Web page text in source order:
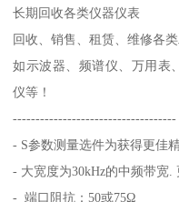
长期回收各类仪器仪表
回收、销售、租赁、维修各
如示波器、频谱仪、万用表
仪等！
------------------------------------
- S参数测量选件为获得更佳
- 大宽度为30kHz的中频带宽.
- 端口阻抗：50或75Ω